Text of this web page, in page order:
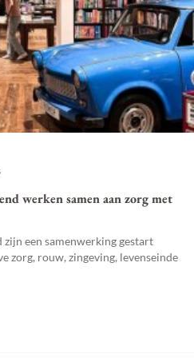
werken samen aan zorg met
zijn een samenwerking gestart
zorg, rouw, zingeving, levenseinde